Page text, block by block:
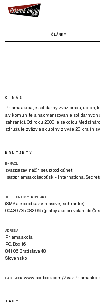
ČLÁNKY
O NÁS
Priama akcia je solidárny zväz pracujúcich,
a v komunite, a na organizovanie
zahraničí. Od roku 2000 je sekciou
združuje zväzy a skupiny z vyše 20 krajín
KONTAKTY
E-MAIL
zvazpa(zavináč)riseup(bodka)net
is(at)priamaakcia(dot)sk - International
TELEFONICKÝ KONTAKT
(SMS alebo odkaz v hlasovej schránke):
00420 735 082 065 (platby ako pri volaní do
ADRESA
Priama akcia
P.O. Box 16
841 06 Bratislava 48
Slovensko
FACEBOOK www.facebook.com/
TAGY